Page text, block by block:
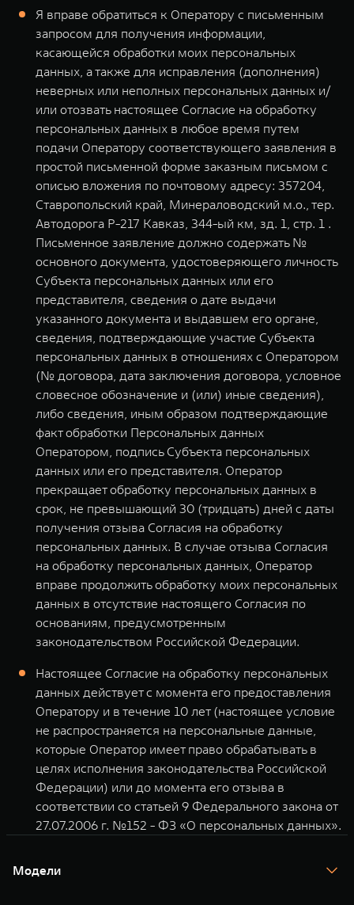
Я вправе обратиться к Оператору с письменным
запросом для получения информации,
касающейся обработки моих персональных
данных, а также для исправления (дополнения)
неверных или неполных персональных данных и/
или отозвать настоящее Согласие на обработку
персональных данных в любое время путем
подачи Оператору соответствующего заявления в
простой письменной форме заказным письмом с
описью вложения по почтовому адресу: 357204,
Ставропольский край, Минераловодский м.о., тер.
Автодорога Р-217 Кавказ, 344-ый км, зд. 1, стр. 1 .
Письменное заявление должно содержать №
основного документа, удостоверяющего личность
Субъекта персональных данных или его
представителя, сведения о дате выдачи
указанного документа и выдавшем его органе,
сведения, подтверждающие участие Субъекта
персональных данных в отношениях с Оператором
(№ договора, дата заключения договора, условное
словесное обозначение и (или) иные сведения),
либо сведения, иным образом подтверждающие
факт обработки Персональных данных
Оператором, подпись Субъекта персональных
данных или его представителя. Оператор
прекращает обработку персональных данных в
срок, не превышающий 30 (тридцать) дней с даты
получения отзыва Согласия на обработку
персональных данных. В случае отзыва Согласия
на обработку персональных данных, Оператор
вправе продолжить обработку моих персональных
данных в отсутствие настоящего Согласия по
основаниям, предусмотренным
законодательством Российской Федерации.
Настоящее Согласие на обработку персональных
данных действует с момента его предоставления
Оператору и в течение 10 лет (настоящее условие
не распространяется на персональные данные,
которые Оператор имеет право обрабатывать в
целях исполнения законодательства Российской
Федерации) или до момента его отзыва в
соответствии со статьей 9 Федерального закона от
27.07.2006 г. №152 - ФЗ «О персональных данных».
Модели